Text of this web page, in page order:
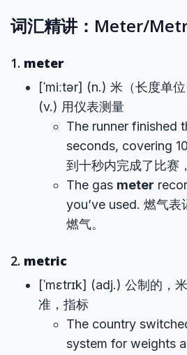
词汇精讲：Meter/
1. meter
[ˈmiːtər] (n.) 米（长度单
(v.) 用仪表测量
The runner finished
seconds, covering
到十秒内完成了比赛
The gas meter
you’ve used. 燃气表
燃气。
2. metric
[ˈmɛtrɪk] (adj.) 公制的，
准，指标
The country
system for weights